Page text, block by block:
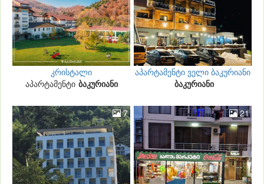
კრისტალი
აპარტამენტი ბაკურიანი
აპარტამენტი ველი ბაკურიანი
1
ბაკურიანი
7 21